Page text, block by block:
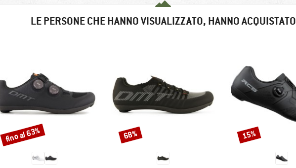
LE PERSONE CHE HANNO VISUALIZZATO, HANNO ACQUISTATO
Sconto
fino al 63% Sconto
68% Sconto
15%